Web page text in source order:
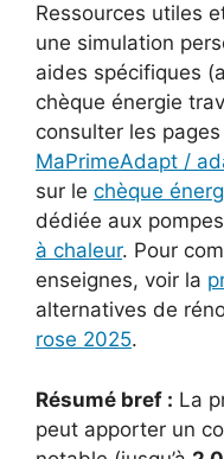
Ressources utiles
une simulation
aides spécifiques
chèque énergie
consulter les
MaPrimeAdapt /
sur le chèque
dédiée aux
à chaleur. Pour
enseignes, voir la
alternatives de
rose 2025.
Résumé bref : La
peut apporter un